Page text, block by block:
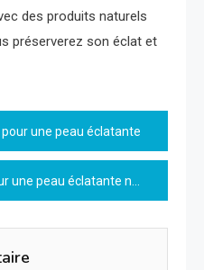
des produits naturels
préserverez son éclat et
une peau éclatante
éclatante naturellement